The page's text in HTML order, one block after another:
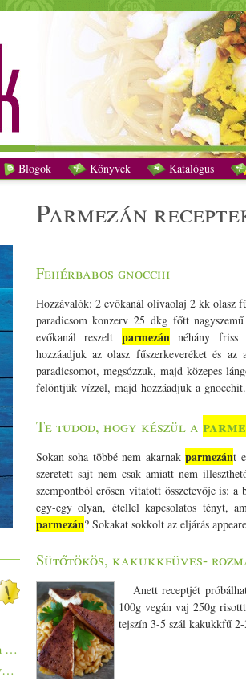
parmezán receptek - Vegetáriánus
Blogok Könyvek Katalógus
Ezekkel a főételekkel nem nyúlhatsz mellé a hőségben - 5+1 kánikularecept
Zsurek - a lengyelek savanykás ízvilágú, kovászos levese
parmezán
Fehérbabos gnocchi
Hozzávalók: 2 evőkanál olívaolaj 2 kk olasz
paradicsom konzerv 25 dkg főtt
evőkanál reszelt parmezánnéhány friss
hozzáadjuk az olasz fűszerkeveréket és
paradicsomot, megsózzuk, majd közepes
felöntjük vízzel, majd hozzáadjuk a
2-3 percig összefőzzük.
Te tudod, hogy készül a
Sokan soha többé nem akarnakparmezánt
szeretett sajt nem csak amiatt nem
szempontból erősen vitatott összetevője is:
egy-egy olyan, étellel kapcsolatos tényt,
parmezán? Sokakat sokkolt az eljárás
Sütőtökös, kakukkfüves-
Anett receptjét
100g vegán vaj 250g
tejszín 3-5 szál kakukkfű